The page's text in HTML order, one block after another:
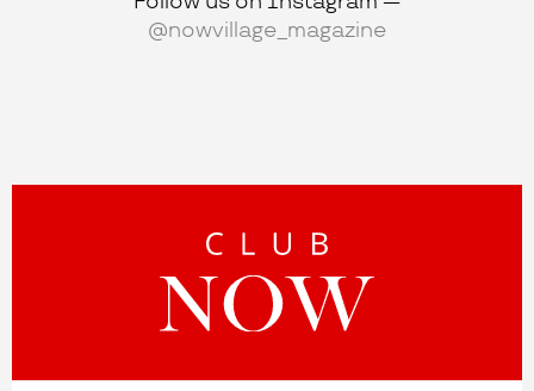
@nowvillage_magazine